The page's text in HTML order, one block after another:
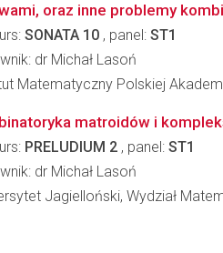
oraz inne problemy
SONATA 10 , panel: ST1
dr Michał Lasoń
Matematyczny Polskiej
matroidów i
PRELUDIUM 2 , panel: ST1
dr Michał Lasoń
Jagielloński, Wydział